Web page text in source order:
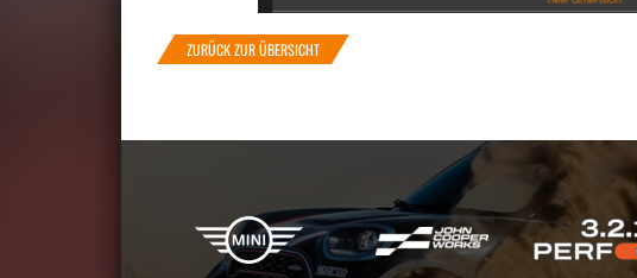
ZURÜCK ZUR ÜBERSICHT
X-raid Partner